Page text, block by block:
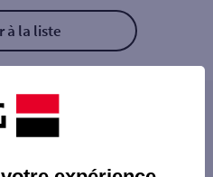
à la liste
à proximité